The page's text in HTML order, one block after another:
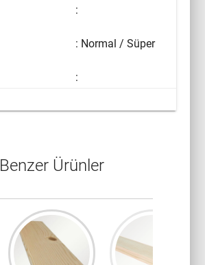
:
: Normal / Süper
:
Benzer Ürünler